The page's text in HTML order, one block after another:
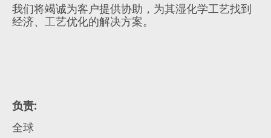
我们将竭诚为客户提供协助，为其湿化学工艺找到
经济、工艺优化的解决方案。
负责:
全球